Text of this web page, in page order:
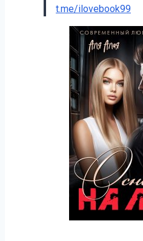
t.me/ilovebook99